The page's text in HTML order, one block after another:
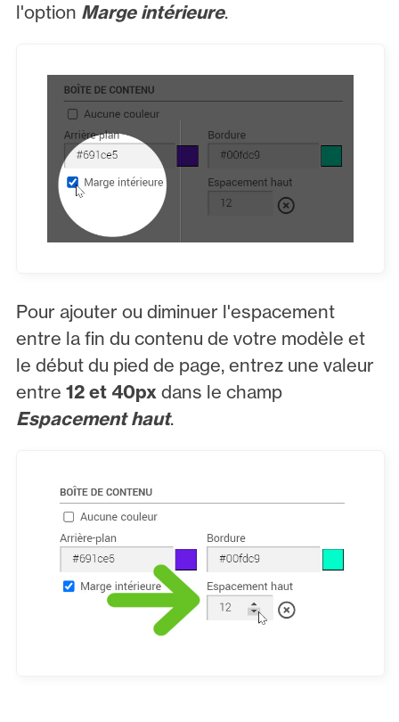
l'option Marge intérieure.
Pour ajouter ou diminuer l'espacement
entre la fin du contenu de votre modèle et
le début du pied de page, entrez une valeur
entre 12 et 40px dans le champ
Espacement haut.